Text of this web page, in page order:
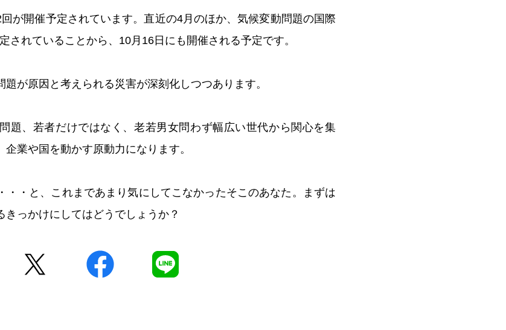
が開催予定されています。直近の4月のほか、気候変動問題の国際
されていることから、10月16日にも開催される予定です。
が原因と考えられる災害が深刻化しつつあります。
題、若者だけではなく、老若男女問わず幅広い世代から関心を集
業や国を動かす原動力になります。
・・と、これまであまり気にしてこなかったそこのあなた。まずは
っかけにしてはどうでしょうか？
facebook